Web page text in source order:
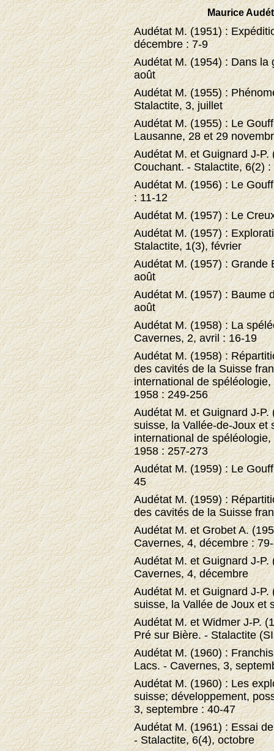
Maurice
Audétat M. (1951) :
décembre : 7-9
Audétat M. (1954) : Dans la
août
Audétat M. (1955) :
Stalactite, 3, juillet
Audétat M. (1955) : Le
Lausanne, 28 et 29
Audétat M. et Guignard J-
Couchant. -Stalactite, 6(2) :
Audétat M. (1956) : Le
: 11-12
Audétat M. (1957) : Le
Audétat M. (1957) :
Stalactite, 1(3), février
Audétat M. (1957) : Grande
août
Audétat M. (1957) : Baume
août
Audétat M. (1958) : La
Cavernes, 2, avril : 16-19
Audétat M. (1958) :
des cavités de la Suisse
international de
1958 : 249-256
Audétat M. et Guignard J-
suisse, la Vallée-de-Joux et
international de
1958 : 257-273
Audétat M. (1959) : Le
45
Audétat M. (1959) :
des cavités de la Suisse
Audétat M. et Grobet A.
Cavernes, 4, décembre :
Audétat M. et Guignard J-
Cavernes, 4, décembre
Audétat M. et Guignard J-
suisse, la Vallée de Joux et
Audétat M. et Widmer J-P.
Pré sur Bière. - Stalactite
Audétat M. (1960) :
Lacs. - Cavernes, 3,
Audétat M. (1960) : Les
suisse; développement,
3, septembre : 40-47
Audétat M. (1961) : Essai
- Stalactite, 6(4), octobre